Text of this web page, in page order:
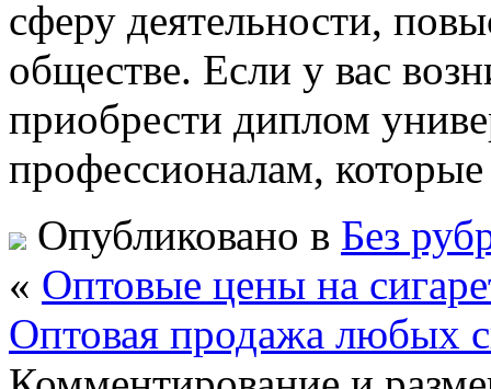
сферу деятельности,
обществе. Если у вас
приобрести диплом
профессионалам,
Опубликовано в Без
« Оптовые цены на
Оптовая продажа любых